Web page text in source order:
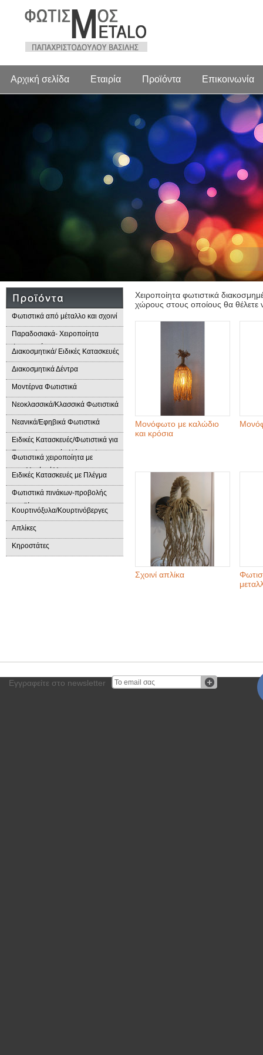
Αρχική σελίδα Εταιρία Προϊόντα Επικοινωνία
Φωτιστικά από μέταλλο και σχοινί
Παραδοσιακά- Χειροποίητα
Φωτιστικά
Διακοσμητικά/ Ειδικές Κατασκευές
Διακοσμητικά Δέντρα
Μοντέρνα Φωτιστικά
Νεοκλασσικά/Κλασσικά Φωτιστικά
Νεανικά/Εφηβικά Φωτιστικά
Ειδικές Κατασκευές/Φωτιστικά για
Επαγγελματικούς Χώρους/
Παραδοσιακά Φωτιστικά
Φωτιστικά χειροποίητα με
μεταλλικά φύλλα
Ειδικές Κατασκευές με Πλέγμα
Φωτιστικά πινάκων-προβολής
προϊόντων
Κουρτινόξυλα/Κουρτινόβεργες
Απλίκες
Κηροστάτες
Χειροποίητα φωτιστικά
χώρους στους οποίους θα θέλετε
Μονόφωτο με καλώδιο
και κρόσια
Σχοινί απλίκα
Εγγραφείτε στο newsletter